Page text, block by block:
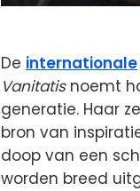
De internationale
Vanitatisnoemt
generatie. Haar
bron van
doop van een
worden breed